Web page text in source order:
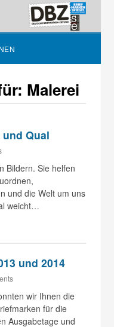
Malerei
Qual
Bildern. Sie helfen
und die Welt um uns
weicht…
und 2014
wir Ihnen die
für die
Ausgabetage und